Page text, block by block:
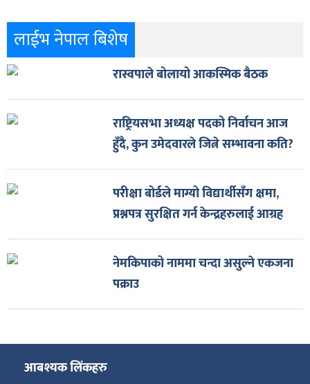
लाईभ नेपाल बिशेष
रास्वपाले बोलायो आकस्मिक बैठक
राष्ट्रियसभा अध्यक्ष पदको निर्वाचन आज
हुँदै, कुन उमेदवारले जित्ने सम्भावना कति?
परीक्षा बोर्डले माग्यो विद्यार्थीसँग क्षमा,
प्रश्नपत्र सुरक्षित गर्न केन्द्रहरुलाई आग्रह
नेमकिपाको नाममा चन्दा असुल्ने एकजना
पक्राउ
आबश्यक लिंकहरु